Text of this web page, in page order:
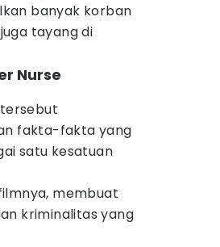
banyak korban
tayang di
Nurse
fakta-fakta yang
satu kesatuan
membuat
kriminalitas yang